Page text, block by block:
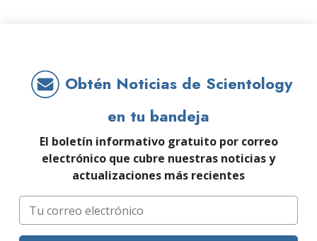
Obtén Noticias de Scientology
en tu bandeja
El boletín informativo gratuito por correo
electrónico que cubre nuestras noticias y
actualizaciones más recientes